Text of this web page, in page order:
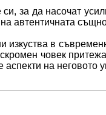
за да насочат
автентичната
в
човек
на неговото